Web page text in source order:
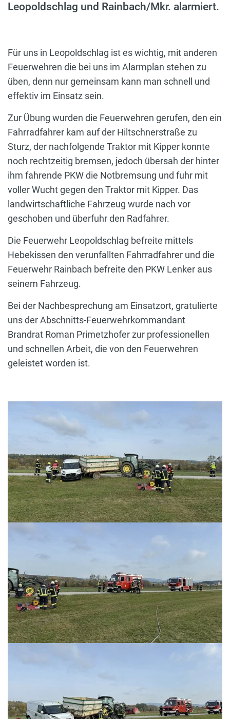
Leopoldschlag und Rainbach/Mkr. alarmiert.
Für uns in Leopoldschlag ist es wichtig, mit anderen
Feuerwehren die bei uns im Alarmplan stehen zu
üben, denn nur gemeinsam kann man schnell und
effektiv im Einsatz sein.
Zur Übung wurden die Feuerwehren gerufen, den ein
Fahrradfahrer kam auf der Hiltschnerstraße zu
Sturz, der nachfolgende Traktor mit Kipper konnte
noch rechtzeitig bremsen, jedoch übersah der hinter
ihm fahrende PKW die Notbremsung und fuhr mit
voller Wucht gegen den Traktor mit Kipper. Das
landwirtschaftliche Fahrzeug wurde nach vor
geschoben und überfuhr den Radfahrer.
Die Feuerwehr Leopoldschlag befreite mittels
Hebekissen den verunfallten Fahrradfahrer und die
Feuerwehr Rainbach befreite den PKW Lenker aus
seinem Fahrzeug.
Bei der Nachbesprechung am Einsatzort, gratulierte
uns der Abschnitts-Feuerwehrkommandant
Brandrat Roman Primetzhofer zur professionellen
und schnellen Arbeit, die von den Feuerwehren
geleistet worden ist.